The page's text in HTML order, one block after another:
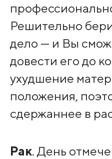
Решительно
дело — и Вы
довести его до
ухудшение
положения,
сдержаннее в
Рак. День